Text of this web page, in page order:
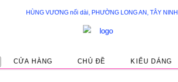
HÙNG VƯƠNG nối dài, PHƯỜNG LONG AN, TÂY NINH
CỬA HÀNG CHỦ ĐỀ KIỂU DÁNG